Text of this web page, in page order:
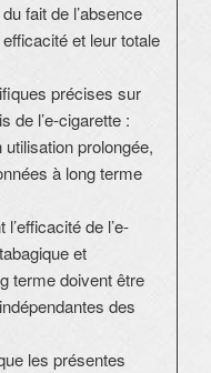
fait de l’absence
et leur totale
précises sur
de l’e-cigarette :
prolongée,
à long terme
de l’e-
et
terme doivent être
des
les présentes